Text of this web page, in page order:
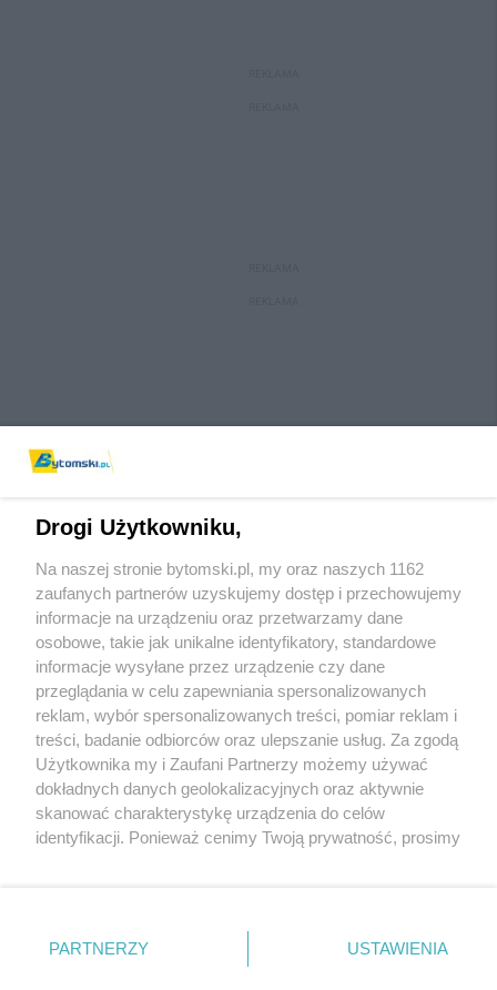
Wydawca mediów lokalnych
Nie zapomnij
zapoznać się z:
polityką prywatności regulamin korzystania z portali
Twojemiasto
Piekary Śląskie
Chorzów
Tarnowskie Góry
Gliwice
Skontaktuj sięz nami
Kontakt
Wydawca
Pogoda
Drogi Użytkowniku,
Na naszej stronie bytomski.pl, my oraz naszych 1162
zaufanych partnerów uzyskujemy dostęp i przechowujemy
informacje na urządzeniu oraz przetwarzamy dane
osobowe, takie jak unikalne identyfikatory, standardowe
informacje wysyłane przez urządzenie czy dane
przeglądania w celu zapewniania spersonalizowanych
reklam, wybór spersonalizowanych treści, pomiar reklam i
treści, badanie odbiorców oraz ulepszanie usług. Za zgodą
Użytkownika my i Zaufani Partnerzy możemy używać
dokładnych danych geolokalizacyjnych oraz aktywnie
skanować charakterystykę urządzenia do celów
identyfikacji. Ponieważ cenimy Twoją prywatność, prosimy
prywatności znajdujący się w lewym dolnym rogu strony
. Niektóre rodzaje przetwarzania danych nie wymagają
PARTNERZY USTAWIENIA